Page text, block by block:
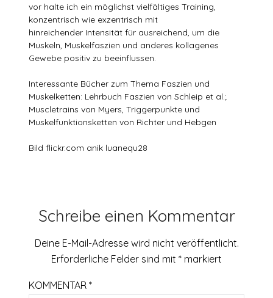
vor halte ich ein möglichst vielfältiges Training,
konzentrisch wie exzentrisch mit
hinreichender Intensität für ausreichend, um die
Muskeln, Muskelfaszien und anderes kollagenes
Gewebe positiv zu beeinflussen.
Interessante Bücher zum Thema Faszien und
Muskelketten: Lehrbuch Faszien von Schleip et al.;
Muscletrains von Myers, Triggerpunkte und
Muskelfunktionsketten von Richter und Hebgen
Bild flickr.com anik luanequ28
Schreibe einen Kommentar
Deine E-Mail-Adresse wird nicht veröffentlicht.
Erforderliche Felder sind mit * markiert
KOMMENTAR*